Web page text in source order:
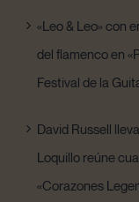
«Leo & Leo» con
del flamenco en
Festival de la
David Russell
Loquillo reúne
«Corazones